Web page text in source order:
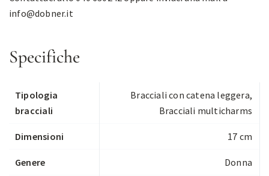
info@dobner.it
Specifiche
Tipologia
bracciali
Bracciali con catena leggera,
Bracciali multicharms
Dimensioni 17 cm
Genere Donna